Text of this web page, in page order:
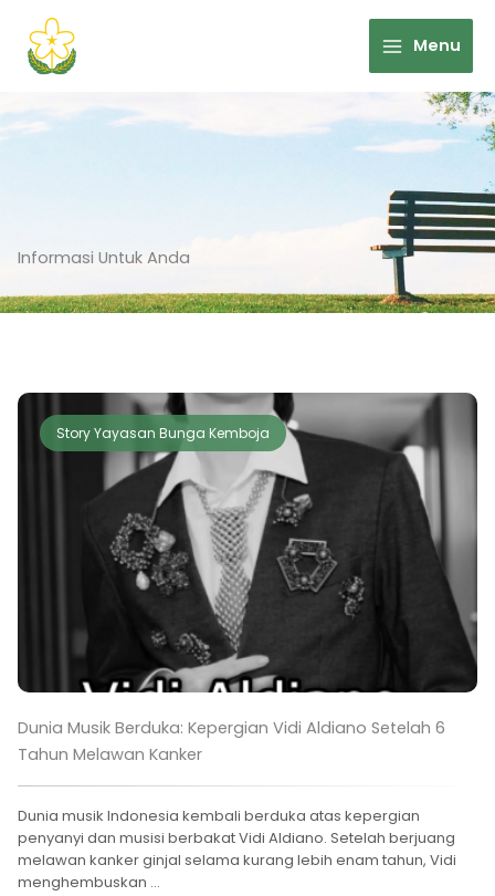
content
Menu
Informasi Untuk Anda
Story Yayasan Bunga Kemboja
Dunia Musik Berduka: Kepergian Vidi Aldiano Setelah 6
Tahun Melawan Kanker
Dunia musik Indonesia kembali berduka atas kepergian
penyanyi dan musisi berbakat Vidi Aldiano. Setelah berjuang
melawan kanker ginjal selama kurang lebih enam tahun, Vidi
menghembuskan ...